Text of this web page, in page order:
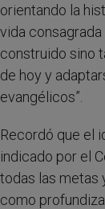
orientando la
vida
construido sino
de hoy y
evangélicos”.
Recordó que el
indicado por el
todas las metas
como